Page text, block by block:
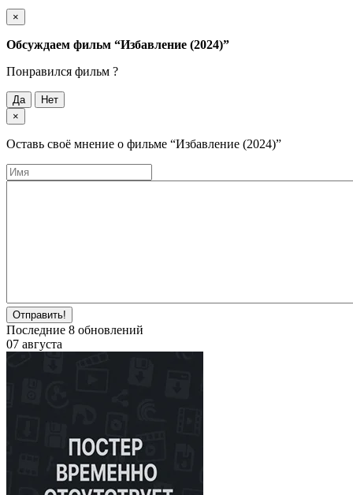
×
Обсуждаем фильм “Избавление (2024)”
Понравился фильм ?
Да
Нет
×
Оставь своё мнение о фильме “Избавление (2024)”
Отправить!
Последние 8 обновлений
07 августа